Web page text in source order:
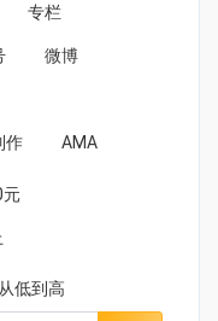
专栏
微博
作 AMA
元
低到高